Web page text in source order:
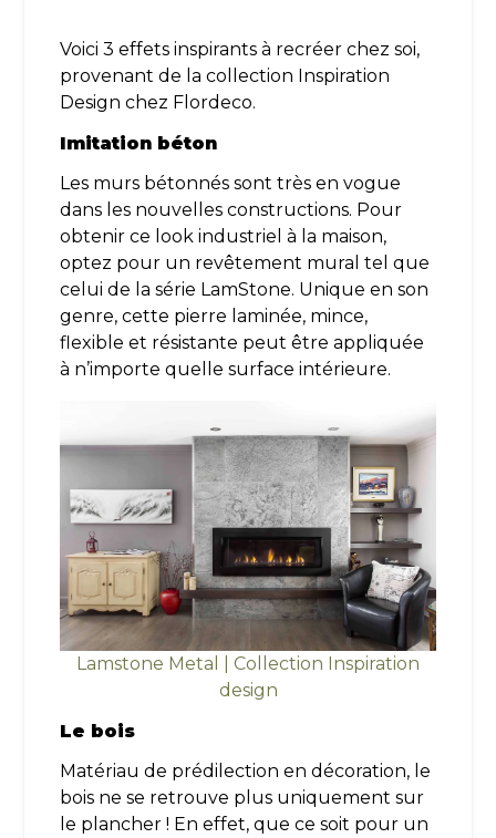
Voici 3 effets inspirants à recréer chez soi,
provenant de la collection Inspiration
Design chez Flordeco.
Imitation béton
Les murs bétonnés sont très en vogue
dans les nouvelles constructions. Pour
obtenir ce look industriel à la maison,
optez pour un revêtement mural tel que
celui de la série LamStone. Unique en son
genre, cette pierre laminée, mince,
flexible et résistante peut être appliquée
à n’importe quelle surface intérieure.
Lamstone Metal | Collection Inspiration
design
Le bois
Matériau de prédilection en décoration, le
bois ne se retrouve plus uniquement sur
le plancher ! En effet, que ce soit pour un